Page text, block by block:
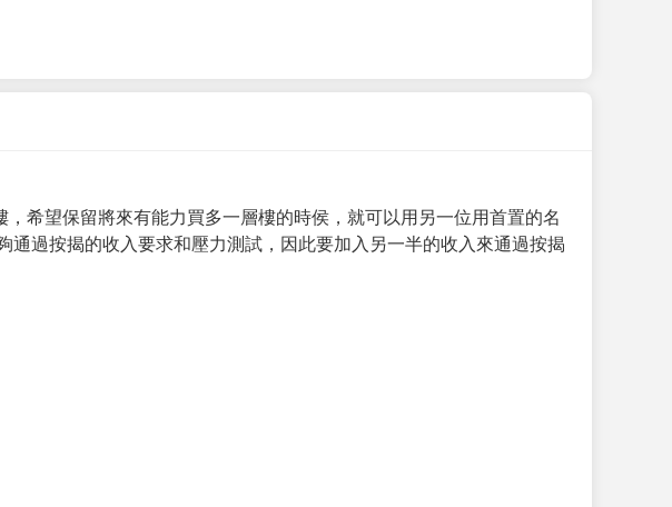
希望保留將來有能力買多一層樓的時侯，就可以用另一位用首置的名
過按揭的收入要求和壓力測試，因此要加入另一半的收入來通過按揭